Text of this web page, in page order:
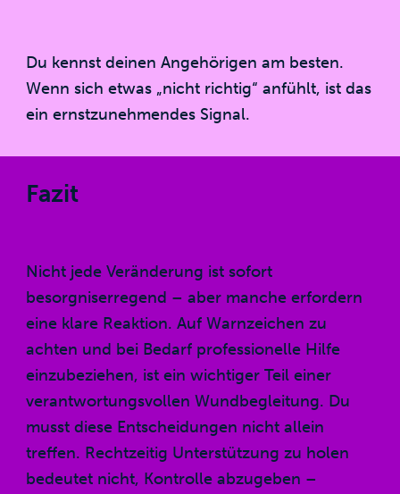
Du kennst deinen Angehörigen am besten.
Wenn sich etwas „nicht richtig“ anfühlt, ist das
ein ernstzunehmendes Signal.
Fazit
Nicht jede Veränderung ist sofort
besorgniserregend – aber manche erfordern
eine klare Reaktion. Auf Warnzeichen zu
achten und bei Bedarf professionelle Hilfe
einzubeziehen, ist ein wichtiger Teil einer
verantwortungsvollen Wundbegleitung. Du
musst diese Entscheidungen nicht allein
treffen. Rechtzeitig Unterstützung zu holen
bedeutet nicht, Kontrolle abzugeben –